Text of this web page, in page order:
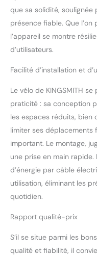
plus confortable
Support
réglable peut
choisir le bureau
massif, les
sièges réguliers
n'hésitez pas à
donnerons une
que sa solidité, soulignée
présence fiable. Que l’on
l’appareil se montre
d’utilisateurs.
Facilité d’installation et
Le vélo de KINGSMITH
praticité : sa conception
les espaces réduits, bien
limiter ses déplacements
important. Le montage,
une prise en main rapide.
d’énergie par câble
utilisation, éliminant les
quotidien.
Rapport qualité-prix
S’il se situe parmi les
qualité et fiabilité, il